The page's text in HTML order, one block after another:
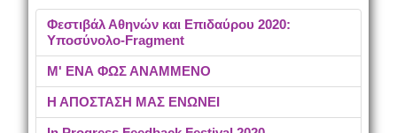
Φεστιβάλ Αθηνών και Επιδαύρου 2020:
Υποσύνολο-Fragment
Μ' ΕΝΑ ΦΩΣ ΑΝΑΜΜΕΝΟ
Η ΑΠΟΣΤΑΣΗ ΜΑΣ ΕΝΩΝΕΙ